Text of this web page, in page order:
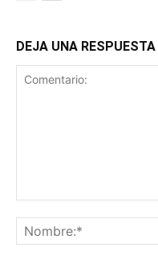
DEJA UNA RESPUESTA